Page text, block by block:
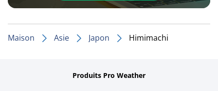
Maison Asie Japon Himimachi
Produits Pro Weather